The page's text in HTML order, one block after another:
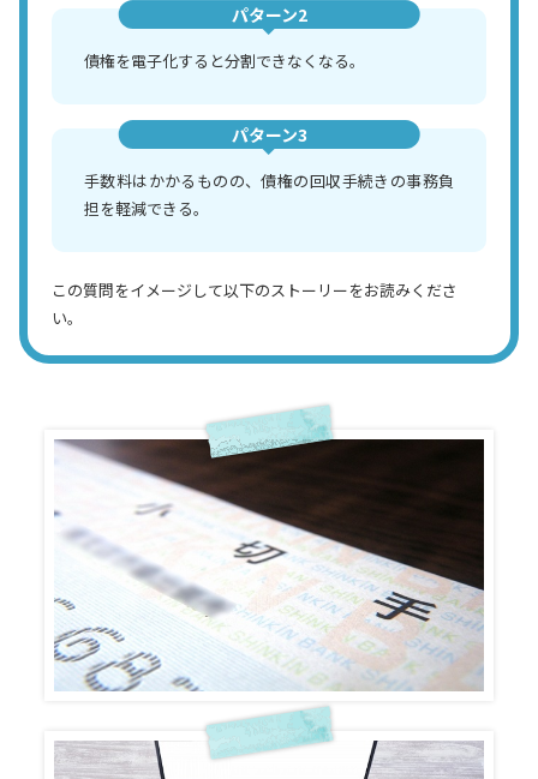
パターン2
債権を電子化すると分割できなくなる。
パターン3
手数料はかかるものの、債権の回収手続きの事務負
担を軽減できる。
この質問をイメージして以下のストーリーをお読みくださ
い。